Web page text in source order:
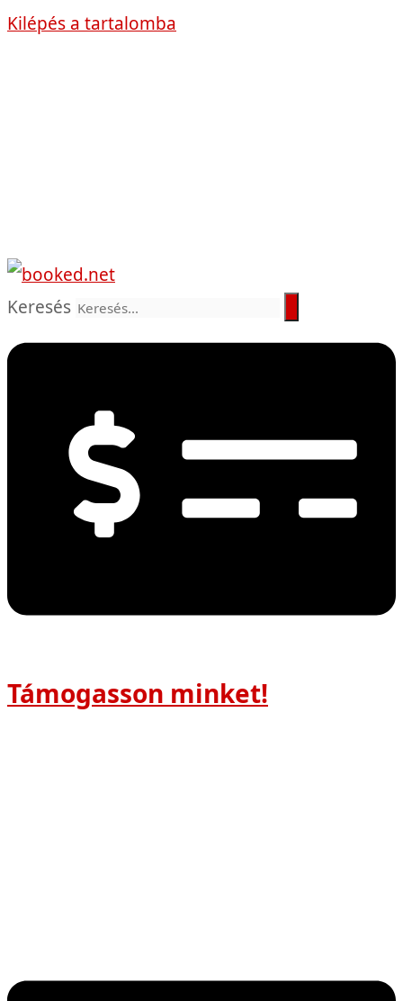
Kilépés a tartalomba
Keresés
Támogasson minket!